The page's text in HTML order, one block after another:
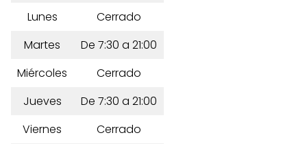
Lunes
Cerrado
Martes
De 7:30 a 21:00
Miércoles
Cerrado
Jueves
De 7:30 a 21:00
Viernes
Cerrado